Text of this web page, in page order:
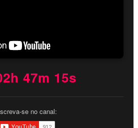
47m 14s
se no canal: